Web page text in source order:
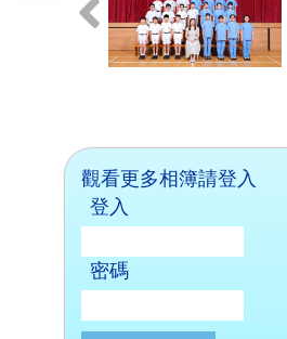
觀看更多相簿請登入
登入
密碼